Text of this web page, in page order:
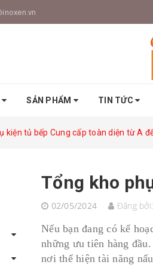
SẢN PHẨM TIN TỨC
kiện tủ bếp Cung cấp toàn diện từ A
Tổng kho
02/05/2024 Đăng bởi:
Nếu bạn đang có kế
những ưu tiên hàng
nơi thể hiện tài năng